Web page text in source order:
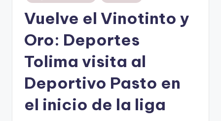
V
en
Vuelve el Vinotinto y
Oro: Deportes
Tolima visita al
Deportivo Pasto en
el inicio de la liga